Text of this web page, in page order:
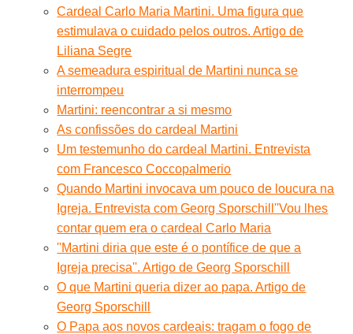
Cardeal Carlo Maria Martini. Uma figura que
estimulava o cuidado pelos outros. Artigo de
Liliana Segre
A semeadura espiritual de Martini nunca se
interrompeu
Martini: reencontrar a si mesmo
As confissões do cardeal Martini
Um testemunho do cardeal Martini. Entrevista
com Francesco Coccopalmerio
Quando Martini invocava um pouco de loucura na
Igreja. Entrevista com Georg Sporschill''Vou lhes
contar quem era o cardeal Carlo Maria
''Martini diria que este é o pontífice de que a
Igreja precisa''. Artigo de Georg Sporschill
O que Martini queria dizer ao papa. Artigo de
Georg Sporschill
O Papa aos novos cardeais: tragam o fogo de